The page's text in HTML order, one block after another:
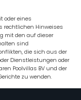
oder eines
rechtlichen Hinweises
mit den auf dieser
sind
die sich aus der
Dienstleistungen oder
Poolvillas BV und der
zu wenden.